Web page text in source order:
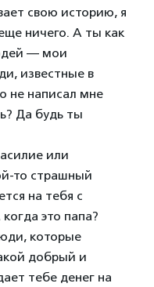
свою историю, я
ничего. А ты как
— мои
известные в
не написал мне
Да будь ты
или
то страшный
на тебя с
это папа?
которые
добрый и
тебе денег на